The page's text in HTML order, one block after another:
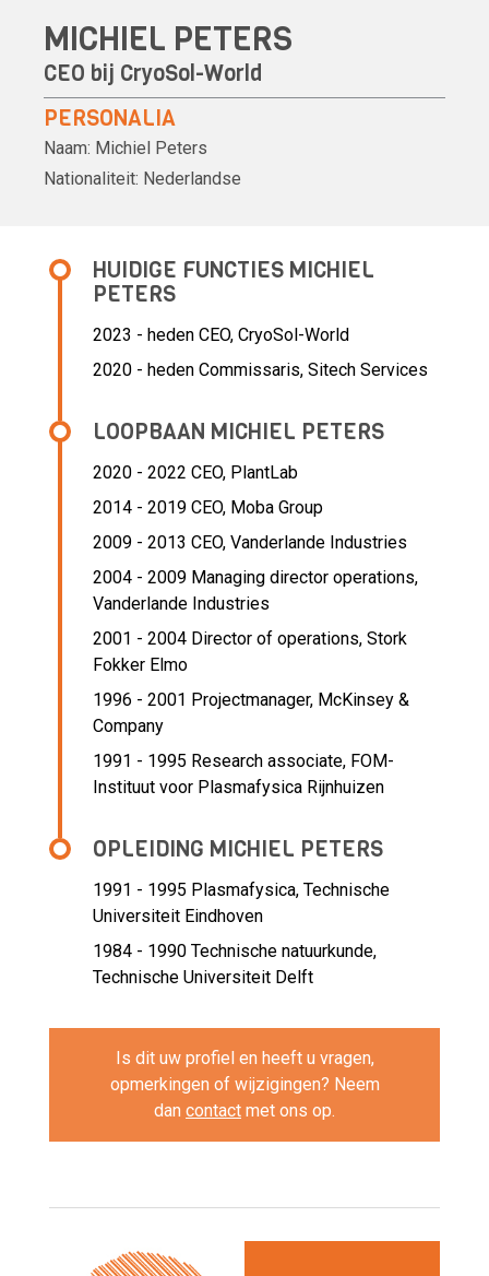
MICHIEL PETERS
CEO bij CryoSol-World
PERSONALIA
Naam: Michiel Peters
Nationaliteit: Nederlandse
HUIDIGE FUNCTIES MICHIEL
PETERS
2023 - heden CEO, CryoSol-World
2020 - heden Commissaris, Sitech Services
LOOPBAAN MICHIEL PETERS
2020 - 2022 CEO, PlantLab
2014 - 2019 CEO, Moba Group
2009 - 2013 CEO, Vanderlande Industries
2004 - 2009 Managing director operations,
Vanderlande Industries
2001 - 2004 Director of operations, Stork
Fokker Elmo
1996 - 2001 Projectmanager, McKinsey &
Company
1991 - 1995 Research associate, FOM-
Instituut voor Plasmafysica Rijnhuizen
OPLEIDING MICHIEL PETERS
1991 - 1995 Plasmafysica, Technische
Universiteit Eindhoven
1984 - 1990 Technische natuurkunde,
Technische Universiteit Delft
Is dit uw profiel en heeft u vragen,
opmerkingen of wijzigingen? Neem
dan contact met ons op.